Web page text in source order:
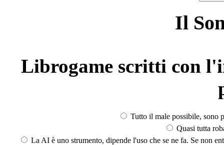
Il
Librogame scritti con
Tutto il male possibile, sono
Quasi tutta
La AI è uno strumento, dipende l'uso che se ne fa. Se non